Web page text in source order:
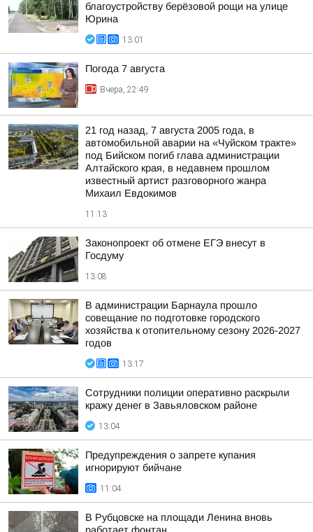
благоустройству берёзовой рощи на улице
Юрина
13:01
Погода 7 августа
Вчера, 22:49
21 год назад, 7 августа 2005 года, в
автомобильной аварии на «Чуйском тракте»
под Бийском погиб глава администрации
Алтайского края, в недавнем прошлом
известный артист разговорного жанра
Михаил Евдокимов
11:13
Законопроект об отмене ЕГЭ внесут в
Госдуму
13:08
В администрации Барнаула прошло
совещание по подготовке городского
хозяйства к отопительному сезону 2026-2027
годов
13:17
Сотрудники полиции оперативно раскрыли
кражу денег в Завьяловском районе
13:04
Предупреждения о запрете купания
игнорируют бийчане
11:04
В Рубцовске на площади Ленина вновь